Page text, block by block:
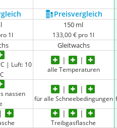
anzeigen
Preis­vergleich
1l
150 ml
133,00 € pro 1l
Gleitwachs
| Luft: 10
alle Temperaturen
nassen
für alle Schneebedingungen
Treibgasflasche